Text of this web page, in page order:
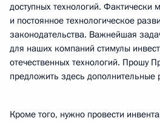
доступных технологий. Фактически
и постоянное технологическое
законодательства. Важнейшая
для наших компаний стимулы
отечественных технологий. Прошу
предложить здесь дополнительные
Кроме того, нужно провести